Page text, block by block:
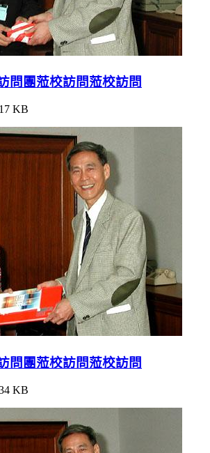
問團蒞校訪問蒞校訪問
KB
問團蒞校訪問蒞校訪問
KB